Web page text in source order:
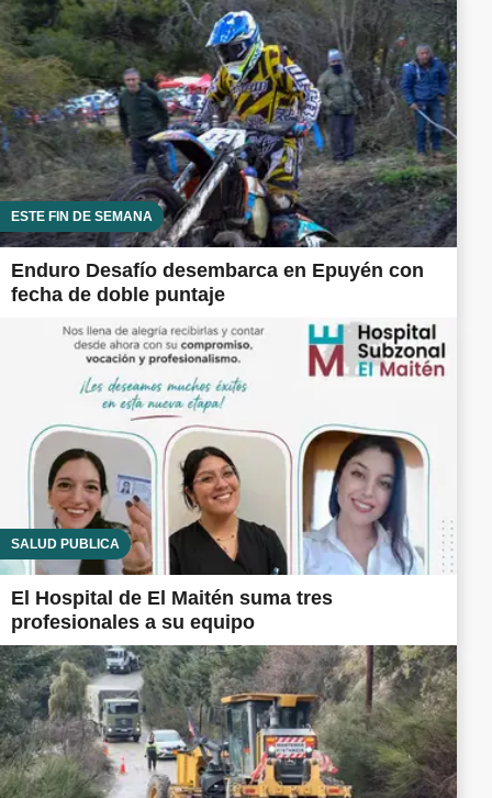
ESTE FIN DE SEMANA
Enduro Desafío desembarca en Epuyén con
fecha de doble puntaje
SALUD PÚBLICA
El Hospital de El Maitén suma tres
profesionales a su equipo